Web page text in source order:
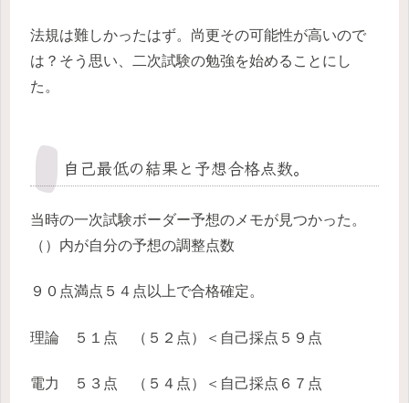
法規は難しかったはず。尚更その可能性が高いので
は？そう思い、二次試験の勉強を始めることにし
た。
自己最低の結果と予想合格点数。
当時の一次試験ボーダー予想のメモが見つかった。
（）内が自分の予想の調整点数
９０点満点５４点以上で合格確定。
理論 ５１点 （５２点）＜自己採点５９点
電力 ５３点 （５４点）＜自己採点６７点